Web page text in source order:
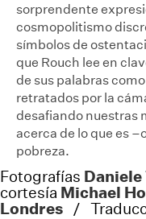
sorprendente
cosmopolitismo
símbolos de
que Rouch lee en
de sus palabras
retratados por la
desafiando nuestras
acerca de lo que es
pobreza.
Fotografías Daniele
cortesía Michael
Londres /